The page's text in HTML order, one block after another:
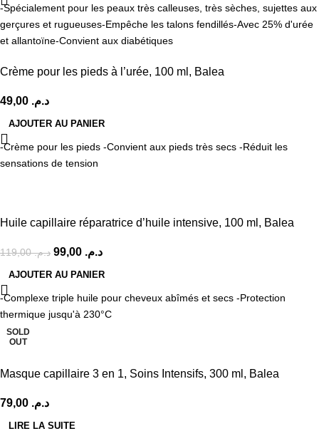
-Spécialement pour les peaux très calleuses, très sèches, sujettes aux
gerçures et rugueuses-Empêche les talons fendillés-Avec 25% d'urée
et allantoïne-Convient aux diabétiques
Crème pour les pieds à l’urée, 100 ml, Balea
د.م.
AJOUTER AU PANIER
-Crème pour les pieds -Convient aux pieds très secs -Réduit les
sensations de tension
Huile capillaire réparatrice d’huile intensive, 100 ml, Balea
د.م.119,00 د.م.
AJOUTER AU PANIER
-Complexe triple huile pour cheveux abîmés et secs -Protection
thermique jusqu'à 230°C
SOLD
OUT
Masque capillaire 3 en 1, Soins Intensifs, 300 ml, Balea
د.م.
LIRE LA SUITE